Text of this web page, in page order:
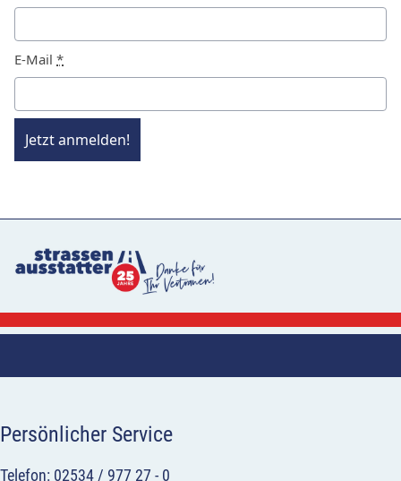
E-Mail *
Jetzt anmelden!
Persönlicher Service
Telefon: 02534 / 977 27 - 0